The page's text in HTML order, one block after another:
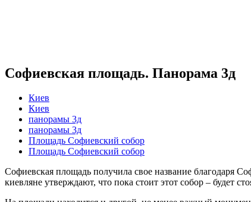
Софиевская площадь. Панорама 3д
Киев
Киев
панорамы 3д
панорамы 3д
Площадь Софиевский собор
Площадь Софиевский собор
Софиевская площадь получила свое название благодаря
киевляне утверждают, что пока стоит этот собор – будет